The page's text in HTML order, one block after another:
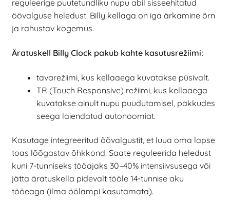
reguleerige puutetundliku nupu abil sisseehitatud
öövalguse heledust. Billy kellaga on iga ärkamine õrn
ja rahustav kogemus.
Äratuskell Billy Clock pakub kahte kasutusrežiimi:
tavarežiimi, kus kellaaega kuvatakse püsivalt.
TR (Touch Responsive) režiimi, kus kellaaega
kuvatakse ainult nupu puudutamisel, pakkudes
seega laiendatud autonoomiat.
Kasutage integreeritud öövalgustit, et luua oma lapse
toas lõõgastav õhkkond. Saate reguleerida heledust
kuni 7-tunniseks tööajaks 30–40% intensiivsusega või
jätta äratuskella pidevalt tööle 14-tunnise aku
tööeaga (ilma öölampi kasutamata).